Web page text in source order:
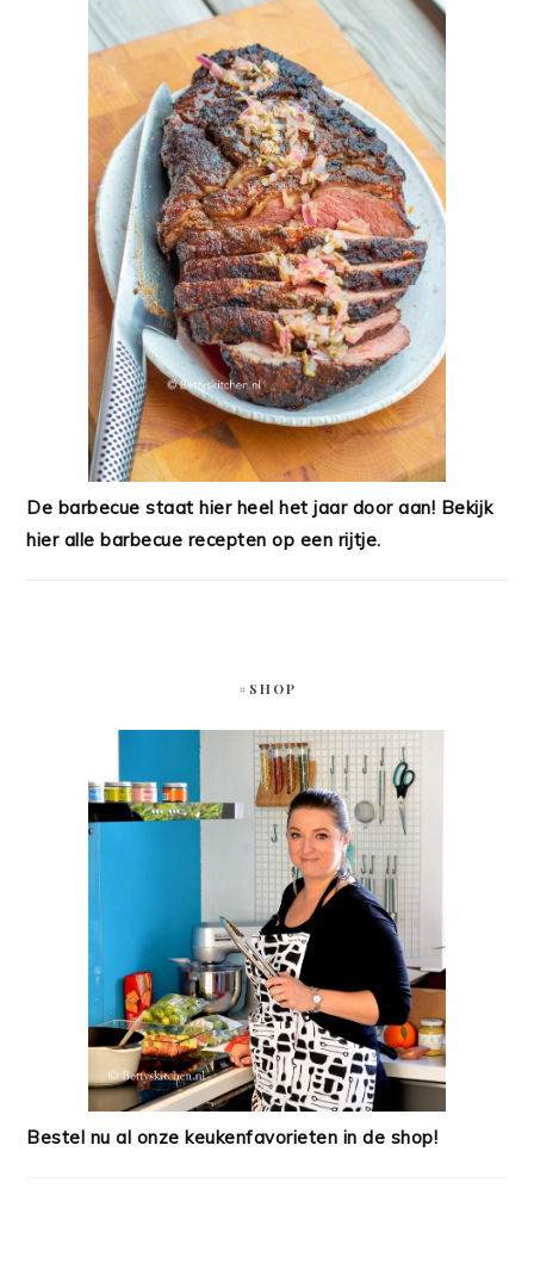
De barbecue staat hier heel het jaar door aan! Bekijk
hier alle barbecue recepten op een rijtje.
#SHOP
Bestel nu al onze keukenfavorieten in de shop!